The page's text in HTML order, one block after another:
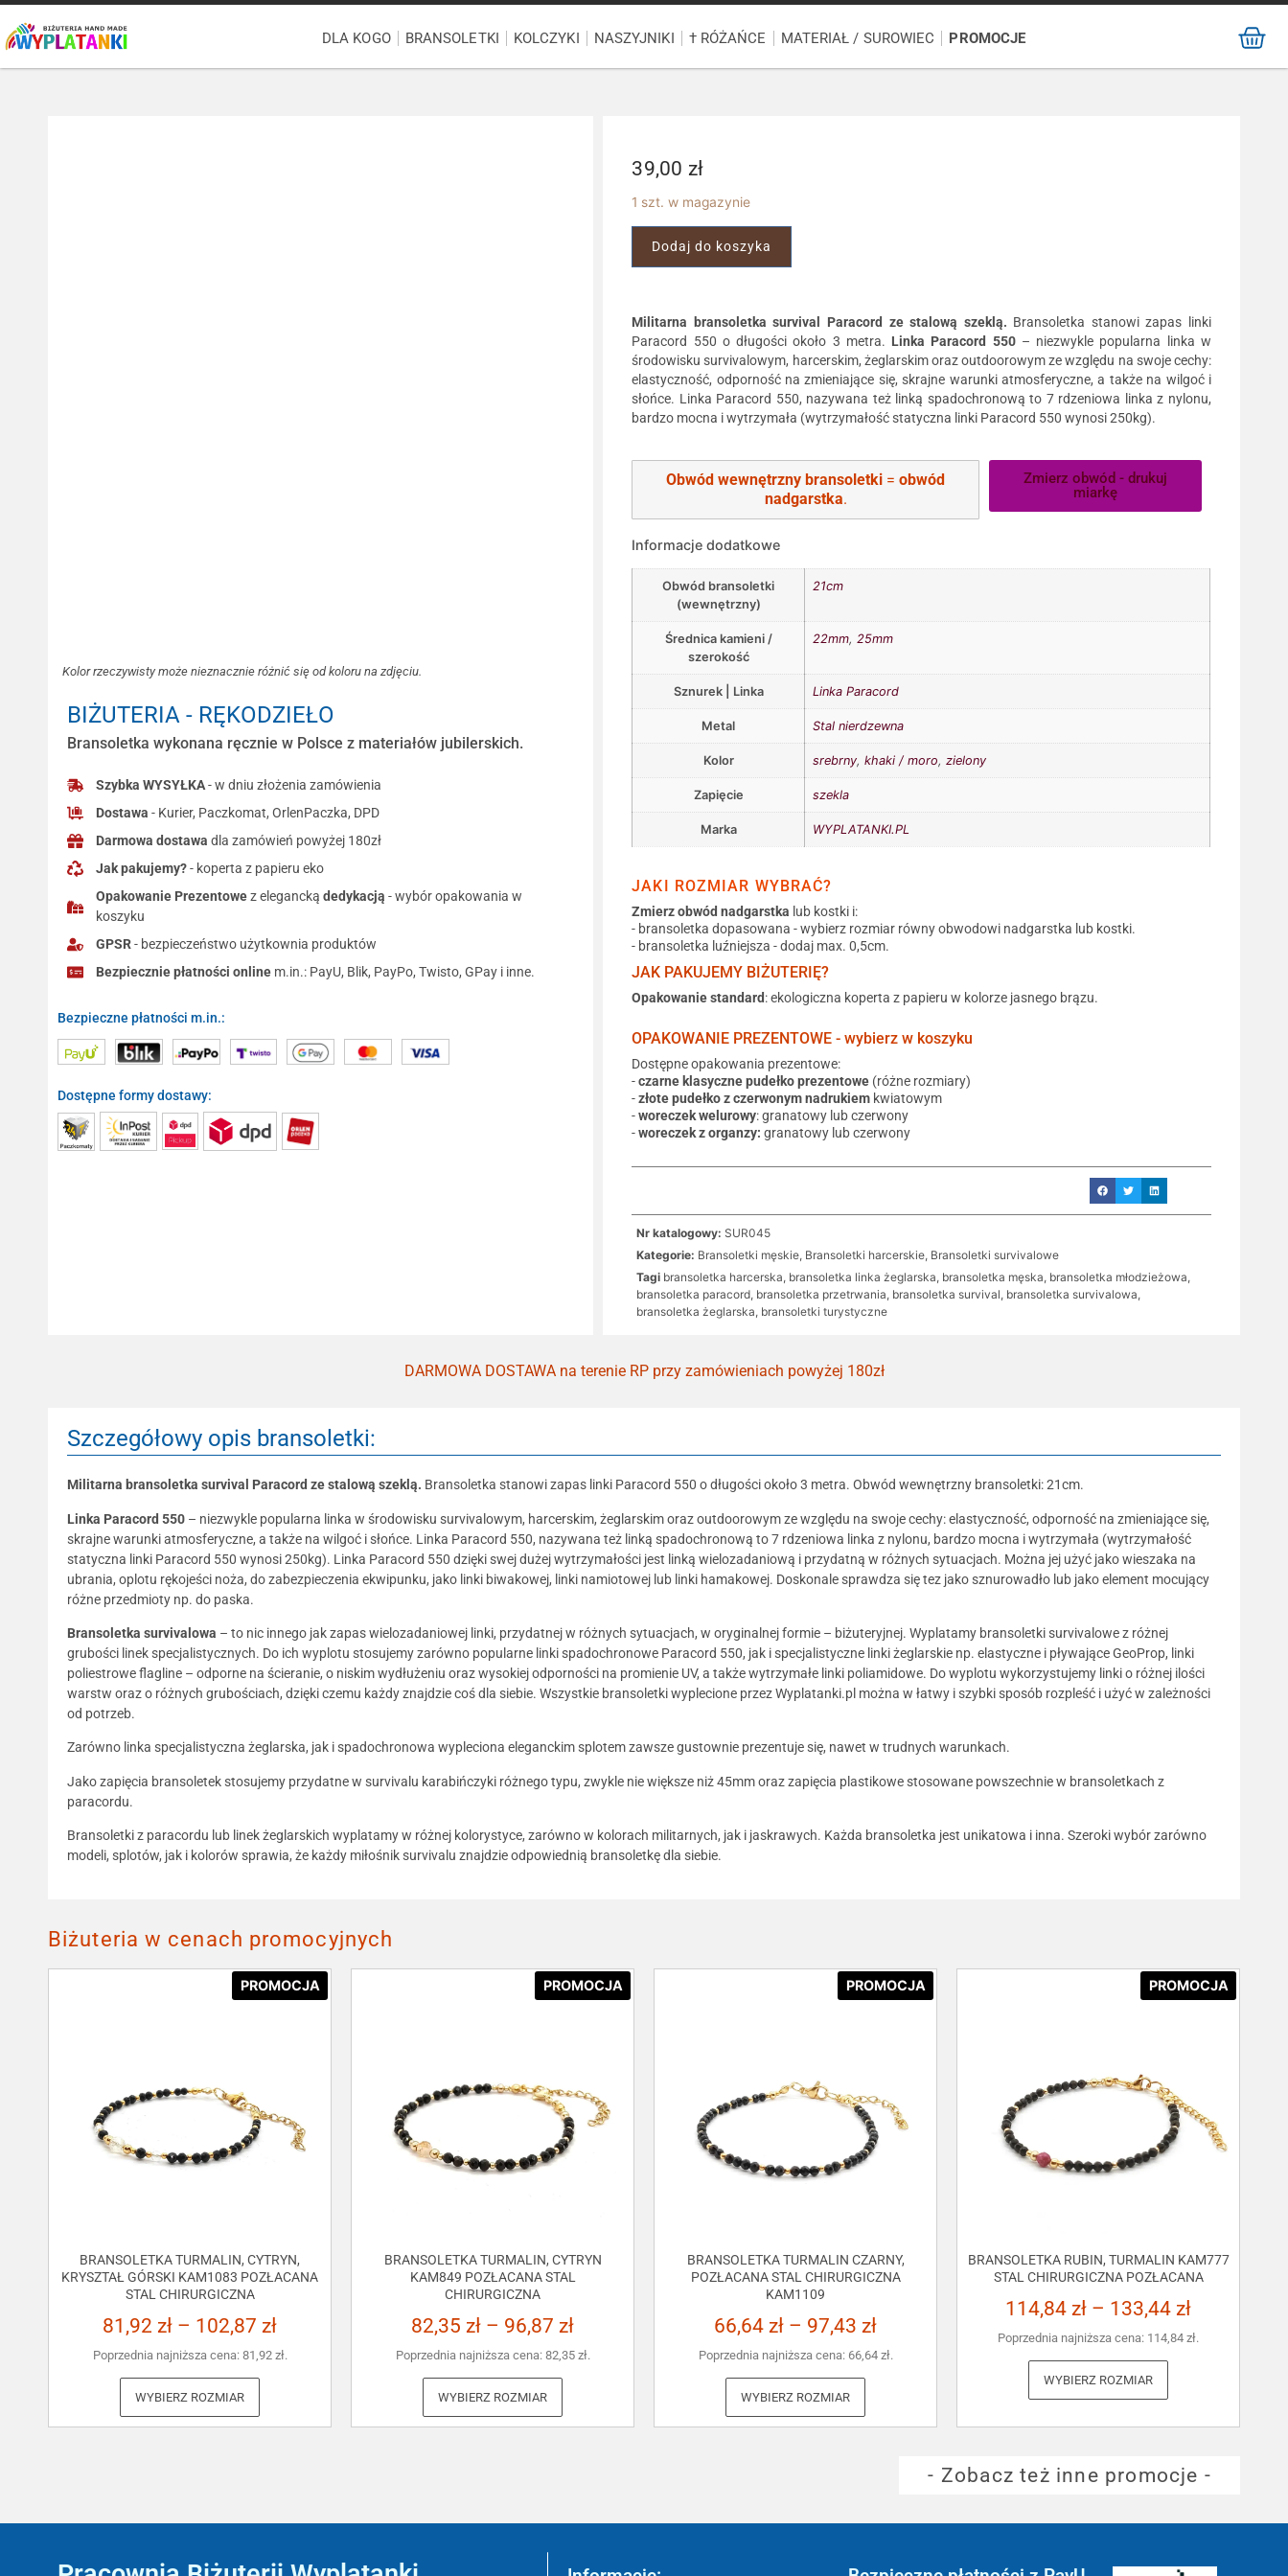
DLA KOGO BRANSOLETKI KOLCZYKI NASZYJNIKI † RÓŻAŃCE MATERIAŁ / SUROWIEC PROMOCJE
Kolor rzeczywisty może nieznacznie różnić się od koloru na zdjęciu.
BIŻUTERIA - RĘKODZIEŁO
Bransoletka wykonana ręcznie w Polsce z materiałów jubilerskich.
Szybka WYSYŁKA- w dniu złożenia zamówienia
Dostawa - Kurier, Paczkomat, OrlenPaczka, DPD
Darmowa dostawa dla zamówień powyżej 180zł
Jak pakujemy?- koperta z papieru eko
Opakowanie Prezentowez eleganckądedykacją - wybór opakowania w
koszyku
GPSR- bezpieczeństwo użytkownia produktów
Bezpiecznie płatności online m.in.: PayU, Blik, PayPo, Twisto, GPay i inne.
Bezpieczne płatności m.in.:
Dostępne formy dostawy:
39,00 zł
1 szt. w magazynie
Dodaj do koszyka
Militarna bransoletka survival Paracord ze stalową szeklą. Bransoletka stanowi zapas linki
Paracord 550 o długości około 3 metra. Linka Paracord 550– niezwykle popularna linka w
środowisku survivalowym, harcerskim, żeglarskim oraz outdoorowym ze względu na swoje cechy:
elastyczność, odporność na zmieniające się, skrajne warunki atmosferyczne, a także na wilgoć i
słońce. Linka Paracord 550, nazywana też linką spadochronową to 7 rdzeniowa linka z nylonu,
bardzo mocna i wytrzymała (wytrzymałość statyczna linki Paracord 550 wynosi 250kg).
Obwód wewnętrzny bransoletki =obwód
nadgarstka.
Zmierz obwód - drukuj
miarkę
Informacje dodatkowe
Obwód bransoletki
(wewnętrzny)
21cm
Średnica kamieni /
szerokość
22mm, 25mm
Sznurek | Linka Linka Paracord
Metal Stal nierdzewna
Kolor srebrny,khaki / moro,zielony
Zapięcie szekla
Marka WYPLATANKI.PL
JAKI ROZMIAR WYBRAĆ?
Zmierz obwód nadgarstka lub kostki i:
- bransoletka dopasowana - wybierz rozmiar równy obwodowi nadgarstka lub kostki.
- bransoletka luźniejsza - dodaj max. 0,5cm.
JAK PAKUJEMY BIŻUTERIĘ?
Opakowanie standard: ekologiczna koperta z papieru w kolorze jasnego brązu.
OPAKOWANIE PREZENTOWE - wybierz w koszyku
Dostępne opakowania prezentowe:
-czarne klasyczne pudełko prezentowe (różne rozmiary)
-złote pudełko z czerwonym nadrukiem kwiatowym
-woreczek welurowy: granatowy lub czerwony
-woreczek z organzy: granatowy lub czerwony
Nr katalogowy: SUR045
Kategorie: Bransoletki męskie, Bransoletki harcerskie, Bransoletki survivalowe
Tagi bransoletka harcerska, bransoletka linka żeglarska, bransoletka męska, bransoletka młodzieżowa,
bransoletka paracord, bransoletka przetrwania, bransoletka survival, bransoletka survivalowa,
bransoletka żeglarska, bransoletki turystyczne
DARMOWA DOSTAWA na terenie RP przy zamówieniach powyżej 180zł
Szczegółowy opis bransoletki:
Militarna bransoletka survival Paracord ze stalową szeklą. Bransoletka stanowi zapas linki Paracord 550 o długości około 3 metra. Obwód wewnętrzny bransoletki: 21cm.
Linka Paracord 550 – niezwykle popularna linka w środowisku survivalowym, harcerskim, żeglarskim oraz outdoorowym ze względu na swoje cechy: elastyczność, odporność na zmieniające się,
skrajne warunki atmosferyczne, a także na wilgoć i słońce. Linka Paracord 550, nazywana też linką spadochronową to 7 rdzeniowa linka z nylonu, bardzo mocna i wytrzymała (wytrzymałość
statyczna linki Paracord 550 wynosi 250kg). Linka Paracord 550 dzięki swej dużej wytrzymałości jest linką wielozadaniową i przydatną w różnych sytuacjach. Można jej użyć jako wieszaka na
ubrania, oplotu rękojeści noża, do zabezpieczenia ekwipunku, jako linki biwakowej, linki namiotowej lub linki hamakowej. Doskonale sprawdza się tez jako sznurowadło lub jako element mocujący
różne przedmioty np. do paska.
Bransoletka survivalowa – to nic innego jak zapas wielozadaniowej linki, przydatnej w różnych sytuacjach, w oryginalnej formie – biżuteryjnej. Wyplatamy bransoletki survivalowe z różnej
grubości linek specjalistycznych. Do ich wyplotu stosujemy zarówno popularne linki spadochronowe Paracord 550, jak i specjalistyczne linki żeglarskie np. elastyczne i pływające GeoProp, linki
poliestrowe flagline – odporne na ścieranie, o niskim wydłużeniu oraz wysokiej odporności na promienie UV, a także wytrzymałe linki poliamidowe. Do wyplotu wykorzystujemy linki o różnej ilości
warstw oraz o różnych grubościach, dzięki czemu każdy znajdzie coś dla siebie. Wszystkie bransoletki wyplecione przez Wyplatanki.pl można w łatwy i szybki sposób rozpleść i użyć w zależności
od potrzeb.
Zarówno linka specjalistyczna żeglarska, jak i spadochronowa wypleciona eleganckim splotem zawsze gustownie prezentuje się, nawet w trudnych warunkach.
Jako zapięcia bransoletek stosujemy przydatne w survivalu karabińczyki różnego typu, zwykle nie większe niż 45mm oraz zapięcia plastikowe stosowane powszechnie w bransoletkach z
paracordu.
Bransoletki z paracordu lub linek żeglarskich wyplatamy w różnej kolorystyce, zarówno w kolorach militarnych, jak i jaskrawych. Każda bransoletka jest unikatowa i inna. Szeroki wybór zarówno
modeli, splotów, jak i kolorów sprawia, że każdy miłośnik survivalu znajdzie odpowiednią bransoletkę dla siebie.
Biżuteria w cenach promocyjnych
PROMOCJA
BRANSOLETKA TURMALIN, CYTRYN,
KRYSZTAŁ GÓRSKI KAM1083 POZŁACANA
STAL CHIRURGICZNA
81,92 zł – 102,87 zł
Poprzednia najniższa cena: 81,92 zł.
WYBIERZ ROZMIAR
PROMOCJA
BRANSOLETKA TURMALIN, CYTRYN
KAM849 POZŁACANA STAL
CHIRURGICZNA
82,35 zł – 96,87 zł
Poprzednia najniższa cena: 82,35 zł.
WYBIERZ ROZMIAR
PROMOCJA
BRANSOLETKA TURMALIN CZARNY,
POZŁACANA STAL CHIRURGICZNA
KAM1109
66,64 zł – 97,43 zł
Poprzednia najniższa cena: 66,64 zł.
WYBIERZ ROZMIAR
PROMOCJA
BRANSOLETKA RUBIN, TURMALIN KAM777
STAL CHIRURGICZNA POZŁACANA
114,84 zł – 133,44 zł
Poprzednia najniższa cena: 114,84 zł.
WYBIERZ ROZMIAR
- Zobacz też inne promocje -